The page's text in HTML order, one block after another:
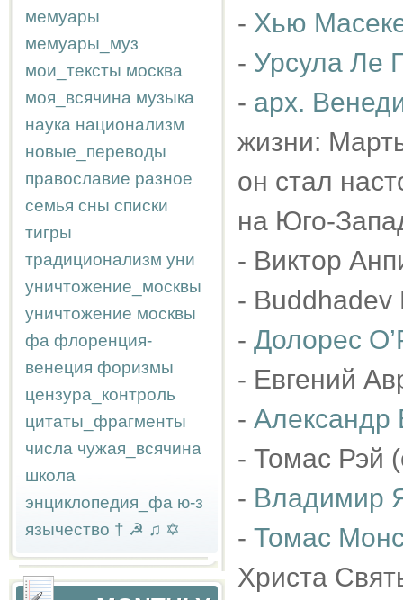
мемуары
мемуары_муз
мои_тексты москва
моя_всячина музыка
наука национализм
новые_переводы
православие разное
семья сны списки
тигры
традиционализм уни
уничтожение_москвы
уничтожение москвы
фа флоренция-
венеция форизмы
цензура_контроль
цитаты_фрагменты
числа чужая_всячина
школа
энциклопедия_фа ю-з
язычество † ☭ ♫ ✡
- Хью
- Урсула Ле
- арх.
жизни:
он стал
на Юго-
- Виктор
- Buddhadev
- Долорес
- Евгений
- Александр
- Томас Рэй
- Владимир
- Томас
Христа